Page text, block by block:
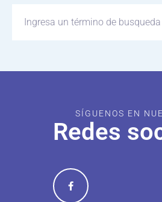
SÍGUENOS EN
Redes